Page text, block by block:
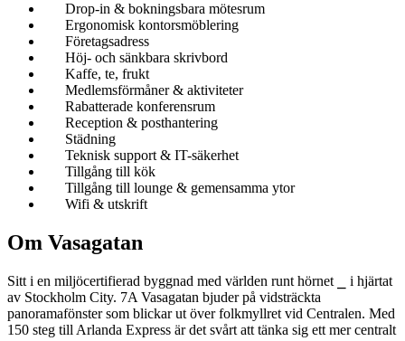
Drop-in & bokningsbara mötesrum
Ergonomisk kontorsmöblering
Företagsadress
Höj- och sänkbara skrivbord
Kaffe, te, frukt
Medlemsförmåner & aktiviteter
Rabatterade konferensrum
Reception & posthantering
Städning
Teknisk support & IT-säkerhet
Tillgång till kök
Tillgång till lounge & gemensamma ytor
Wifi & utskrift
Om Vasagatan
Sitt i en miljöcertifierad byggnad med världen runt hörnet ⎯ i hjärtat
av Stockholm City. 7A Vasagatan bjuder på vidsträckta
panoramafönster som blickar ut över folkmyllret vid Centralen. Med
150 steg till Arlanda Express är det svårt att tänka sig ett mer centralt